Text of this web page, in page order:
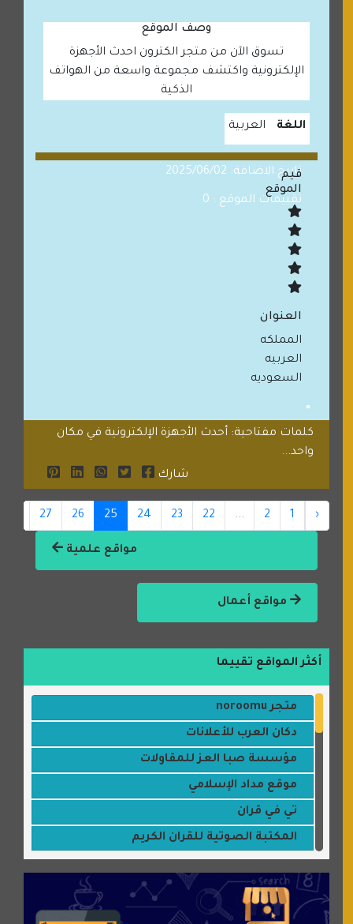
وصف الموقع
تسوق الآن من متجر الكترون احدث الأجهزة
الإلكترونية واكتشف مجموعة واسعة من الهواتف
الذكية
اللغة العربية
تاريخ الاضافة: 2025/06/02
تقييمات الموقع : 0
قيم
الموقع
العنوان
المملكه
العربيه
السعوديه
كلمات مفتاحية: أحدث الأجهزة الإلكترونية في مكان
واحد...
شارك
‹
1
2
...
22
23
24
25
26
27
مواقع علمية
مواقع أعمال
أكثر المواقع تقييما
متجر noroomu
دكان العرب للأعلانات
مؤسسة صبا العز للمقاولات
موقع مداد الإسلامي
تي في قران
المكتبة الصوتية للقران الكريم
جميلتي حواء
موقع سيارات عربية
عالم كوكي